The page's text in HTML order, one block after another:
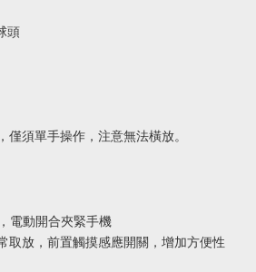
頭
須單手操作，注意無法橫放。
電動開合夾緊手機
取放，前置觸摸感應開關，增加方便性